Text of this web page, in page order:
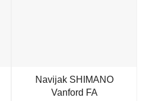
Navijak SHIMANO
Vanford FA